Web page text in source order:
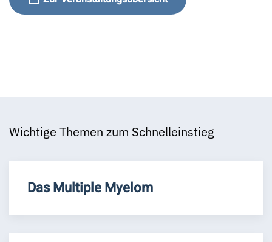
Wichtige Themen zum Schnelleinstieg
Das Multiple Myelom